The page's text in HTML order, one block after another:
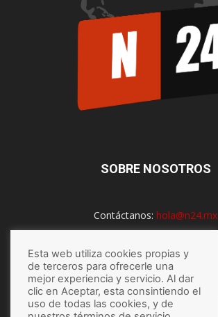
SOBRE NOSOTROS
Contáctanos: hola@n24.mx
SÍGUENOS
Esta web utiliza cookies propias y
de terceros para ofrecerle una
mejor experiencia y servicio. Al dar
clic en Aceptar, esta consintiendo el
uso de todas las cookies, y de